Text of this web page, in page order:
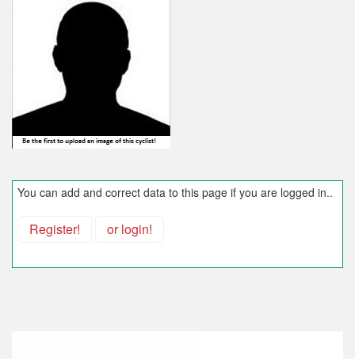
You can add and correct data to this page if you are logged in..
Register! or login!